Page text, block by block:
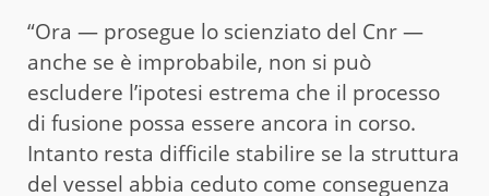
“Ora — prosegue lo scienziato del Cnr —
anche se è improbabile, non si può
escludere l’ipotesi estrema che il processo
di fusione possa essere ancora in corso.
Intanto resta difficile stabilire se la struttura
del vessel abbia ceduto come conseguenza